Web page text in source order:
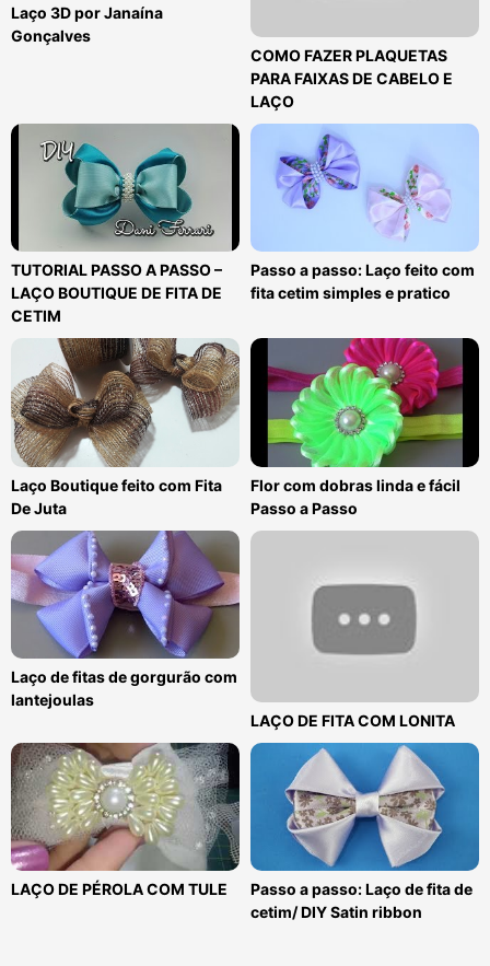
Laço 3D por Janaína
Gonçalves
COMO FAZER PLAQUETAS
PARA FAIXAS DE CABELO E
LAÇO
TUTORIAL PASSO A PASSO –
LAÇO BOUTIQUE DE FITA DE
CETIM
Passo a passo: Laço feito com
fita cetim simples e pratico
Laço Boutique feito com Fita
De Juta
Flor com dobras linda e fácil
Passo a Passo
Laço de fitas de gorgurão com
lantejoulas
LAÇO DE FITA COM LONITA
LAÇO DE PÉROLA COM TULE
Passo a passo: Laço de fita de
cetim/ DIY Satin ribbon